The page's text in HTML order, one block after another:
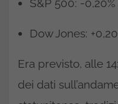
S&P 500: -0,20%
Dow Jones:
Era previsto, alle
dei dati